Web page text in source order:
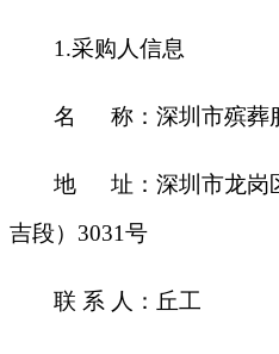
1.采购人信息
名 称：深圳市殡葬
地
址：深圳市龙岗
吉段） 3031号
联 系 人：丘工